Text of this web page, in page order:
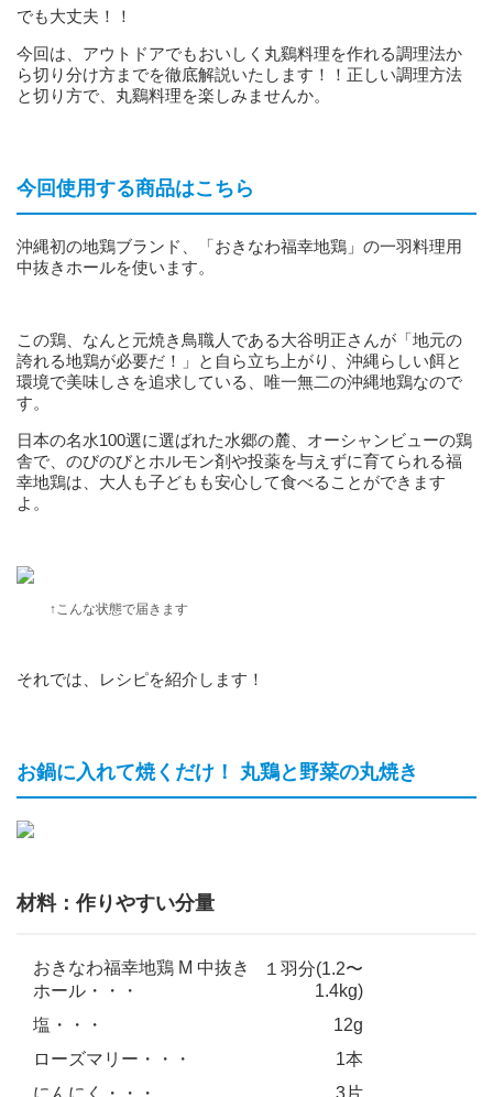
でも大丈夫！！
今回は、アウトドアでもおいしく丸鷄料理を作れる調理法か
ら切り分け方までを徹底解説いたします！！正しい調理方法
と切り方で、丸鷄料理を楽しみませんか。
今回使用する商品はこちら
沖縄初の地鶏ブランド、「おきなわ福幸地鶏」の一羽料理用
中抜きホールを使います。
この鶏、なんと元焼き鳥職人である大谷明正さんが「地元の
誇れる地鶏が必要だ！」と自ら立ち上がり、沖縄らしい餌と
環境で美味しさを追求している、唯一無二の沖縄地鶏なので
す。
日本の名水100選に選ばれた水郷の麓、オーシャンビューの鶏
舎で、のびのびとホルモン剤や投薬を与えずに育てられる福
幸地鶏は、大人も子どもも安心して食べることができます
よ。
↑こんな状態で届きます
それでは、レシピを紹介します！
お鍋に入れて焼くだけ！ 丸鶏と野菜の丸焼き
材料：作りやすい分量
おきなわ福幸地鶏 M 中抜き
ホール・・・
１羽分(1.2〜
1.4kg)
塩・・・
12g
ローズマリー・・・
1本
にんにく・・・
3片